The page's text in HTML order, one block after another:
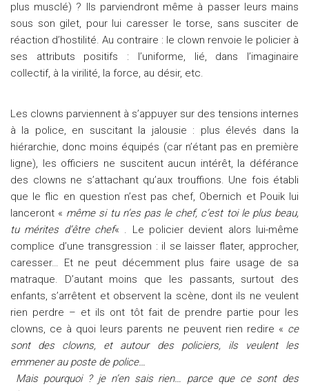
plus musclé) ? Ils parviendront même à passer leurs mains
sous son gilet, pour lui caresser le torse, sans susciter de
réaction d’hostilité. Au contraire : le clown renvoie le policier à
ses attributs positifs : l’uniforme, lié, dans l’imaginaire
collectif, à la virilité, la force, au désir, etc.
Les clowns parviennent à s’appuyer sur des tensions internes
à la police, en suscitant la jalousie : plus élevés dans la
hiérarchie, donc moins équipés (car n’étant pas en première
ligne), les officiers ne suscitent aucun intérêt, la déférance
des clowns ne s’attachant qu’aux trouffions. Une fois établi
que le flic en question n’est pas chef, Obernich et Pouik lui
lanceront « même si tu n’es pas le chef, c’est toi le plus beau,
tu mérites d’être chef« . Le policier devient alors lui-même
complice d’une transgression : il se laisser flater, approcher,
caresser… Et ne peut décemment plus faire usage de sa
matraque. D’autant moins que les passants, surtout des
enfants, s’arrêtent et observent la scène, dont ils ne veulent
rien perdre – et ils ont tôt fait de prendre partie pour les
clowns, ce à quoi leurs parents ne peuvent rien redire « ce
sont des clowns, et autour des policiers, ils veulent les
emmener au poste de police…
Mais pourquoi ? je n’en sais rien… parce que ce sont des